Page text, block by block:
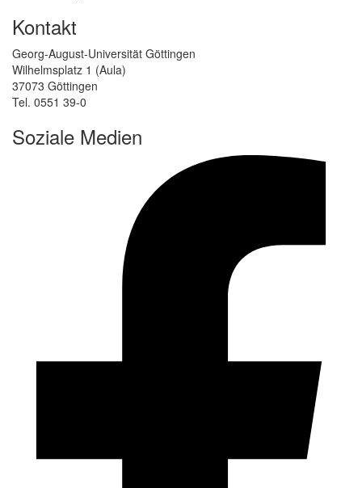
Kontakt
Georg-August-Universität Göttingen
Wilhelmsplatz 1 (Aula)
37073 Göttingen
Tel. 0551 39-0
Soziale Medien